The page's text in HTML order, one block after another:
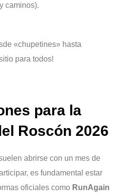
caminos).
«chupetines» hasta
para todos!
para la
Roscón 2026
abrirse con un mes de
es fundamental estar
oficiales como RunAgain